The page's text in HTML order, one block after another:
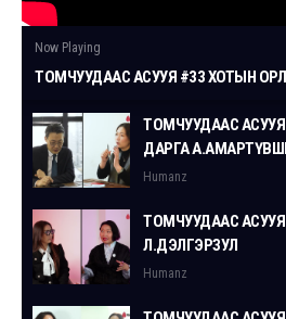
Now Playing
ТОМЧУУДААС
ДАРГА
Humanz
ТОМЧУУДААС АСУУЯ
Л.ДЭЛГЭРЗУЛ
Humanz